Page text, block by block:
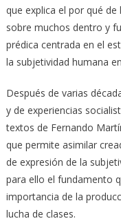
que explica el por qué
sobre muchos dentro y
prédica centrada en el
la subjetividad humana
Después de varias
y de experiencias
textos de Fernando
que permite asimilar
de expresión de la
para ello el fundamento
importancia de la
lucha de clases.